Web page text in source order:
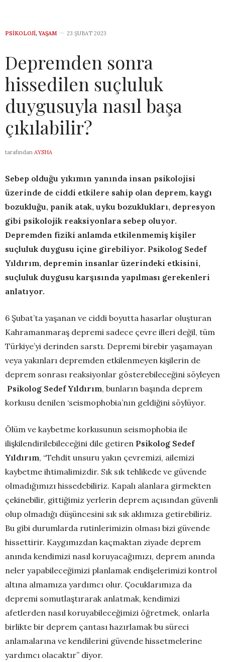
PSIKOLOJI, YAŞAM 23 ŞUBAT 2023
Depremden sonra
hissedilen suçluluk
duygusuyla nasıl başa
çıkılabilir?
tarafından AYSHA
Sebep olduğu yıkımın yanında insan psikolojisi
üzerinde de ciddi etkilere sahip olan deprem, kaygı
bozukluğu, panik atak, uyku bozuklukları, depresyon
gibi psikolojik reaksiyonlara sebep oluyor.
Depremden fiziki anlamda etkilenmemiş kişiler
suçluluk duygusu içine girebiliyor. Psikolog Sedef
Yıldırım, depremin insanlar üzerindeki etkisini,
suçluluk duygusu karşısında yapılması gerekenleri
anlatıyor.
6 Şubat’ta yaşanan ve ciddi boyutta hasarlar oluşturan
Kahramanmaraş depremi sadece çevre illeri değil, tüm
Türkiye’yi derinden sarstı. Depremi birebir yaşamayan
veya yakınları depremden etkilenmeyen kişilerin de
deprem sonrası reaksiyonlar gösterebileceğini söyleyen
Psikolog Sedef Yıldırım, bunların başında deprem
korkusu denilen ‘seismophobia’nın geldiğini söylüyor.
Ölüm ve kaybetme korkusunun seismophobia ile
ilişkilendirilebileceğini dile getiren Psikolog Sedef
Yıldırım, “Tehdit unsuru yakın çevremizi, ailemizi
kaybetme ihtimalimizdir. Sık sık tehlikede ve güvende
olmadığımızı hissedebiliriz. Kapalı alanlara girmekten
çekinebilir, gittiğimiz yerlerin deprem açısından güvenli
olup olmadığı düşüncesini sık sık aklımıza getirebiliriz.
Bu gibi durumlarda rutinlerimizin olması bizi güvende
hissettirir. Kaygımızdan kaçmaktan ziyade deprem
anında kendimizi nasıl koruyacağımızı, deprem anında
neler yapabileceğimizi planlamak endişelerimizi kontrol
altına almamıza yardımcı olur. Çocuklarımıza da
depremi somutlaştırarak anlatmak, kendimizi
afetlerden nasıl koruyabileceğimizi öğretmek, onlarla
birlikte bir deprem çantası hazırlamak bu süreci
anlamalarına ve kendilerini güvende hissetmelerine
yardımcı olacaktır” diyor.